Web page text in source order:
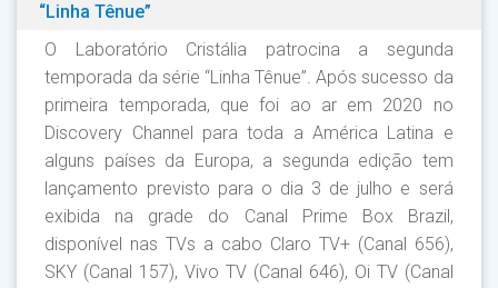
“Linha Tênue”
O Laboratório Cristália patrocina a segunda
temporada da série “Linha Tênue”. Após sucesso da
primeira temporada, que foi ao ar em 2020 no
Discovery Channel para toda a América Latina e
alguns países da Europa, a segunda edição tem
lançamento previsto para o dia 3 de julho e será
exibida na grade do Canal Prime Box Brazil,
disponível nas TVs a cabo Claro TV+ (Canal 656),
SKY (Canal 157), Vivo TV (Canal 646), Oi TV (Canal